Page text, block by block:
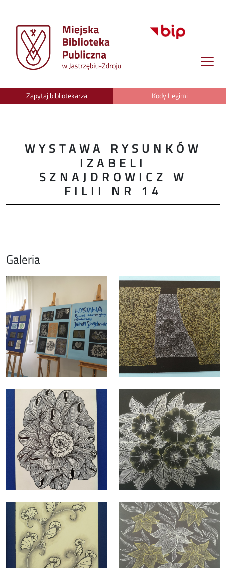
Zapytaj bibliotekarza Kody Legimi
WYSTAWA RYSUNKÓW
IZABELI
SZNAJDROWICZ W
FILII NR 14
Galeria